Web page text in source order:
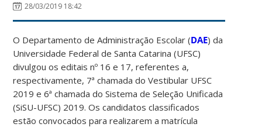
28/03/2019 18:42
O Departamento de Administração Escolar (DAE) da
Universidade Federal de Santa Catarina (UFSC)
divulgou os editais nº 16 e 17, referentes a,
respectivamente, 7ª chamada do Vestibular UFSC
2019 e 6ª chamada do Sistema de Seleção Unificada
(SiSU-UFSC) 2019. Os candidatos classificados
estão convocados para realizarem a matrícula